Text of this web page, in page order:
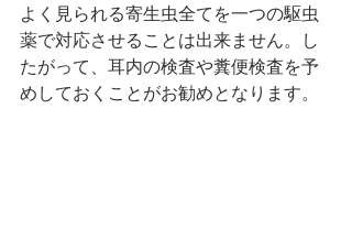
よく見られる寄生虫全てを一つの駆虫
薬で対応させることは出来ません。し
たがって、耳内の検査や糞便検査を予
めしておくことがお勧めとなります。